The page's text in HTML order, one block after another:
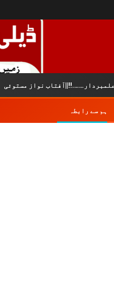
نواز مستوئی
ہم سے رابطہ